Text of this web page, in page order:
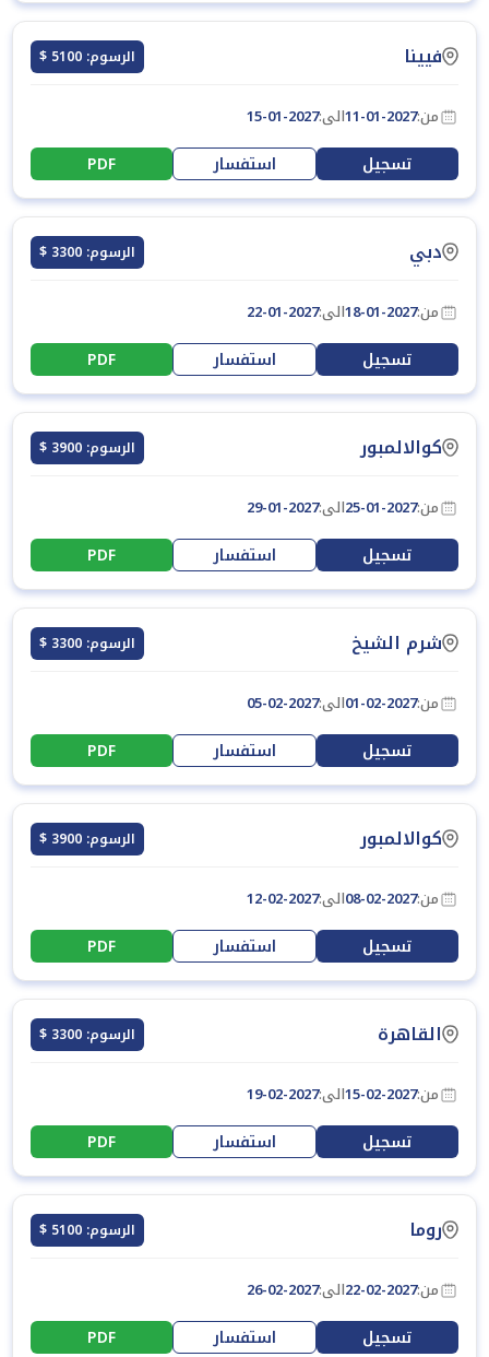
فيينا الرسوم: 5100 $
من:11-01-2027الى:15-01-2027
تسجيل استفسار PDF
دبي الرسوم: 3300 $
من:18-01-2027الى:22-01-2027
تسجيل استفسار PDF
كوالالمبور الرسوم: 3900 $
من:25-01-2027الى:29-01-2027
تسجيل استفسار PDF
شرم الشيخ الرسوم: 3300 $
من:01-02-2027الى:05-02-2027
تسجيل استفسار PDF
كوالالمبور الرسوم: 3900 $
من:08-02-2027الى:12-02-2027
تسجيل استفسار PDF
القاهرة الرسوم: 3300 $
من:15-02-2027الى:19-02-2027
تسجيل استفسار PDF
روما الرسوم: 5100 $
من:22-02-2027الى:26-02-2027
تسجيل استفسار PDF